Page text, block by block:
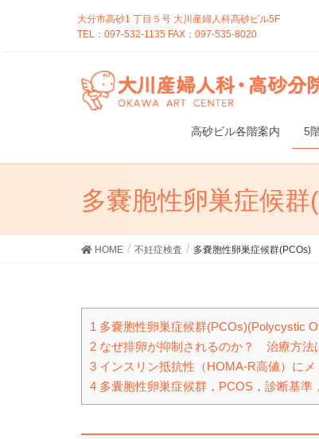
大分市高砂1 丁目５号 大川産婦人科高砂ビル5F
TEL：097-532-1135 FAX：097-535-8020
高砂ビル各階案内 5
多嚢胞性卵巣症候群
HOME 不妊症検査 多嚢胞性卵巣症候群(PCOs)
1 多嚢胞性卵巣症候群(PCOs)(Polycystic
2 なぜ排卵が抑制されるのか？ 治療方法
3 インスリン抵抗性（HOMA-R高値）に
4 多囊胞性卵巣症候群，PCOS，診断基準